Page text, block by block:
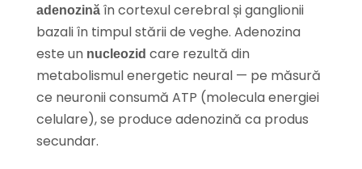
adenozină în cortexul cerebral și ganglionii
bazali în timpul stării de veghe. Adenozina
este un nucleozid care rezultă din
metabolismul energetic neural — pe măsură
ce neuronii consumă ATP (molecula energiei
celulare), se produce adenozină ca produs
secundar.